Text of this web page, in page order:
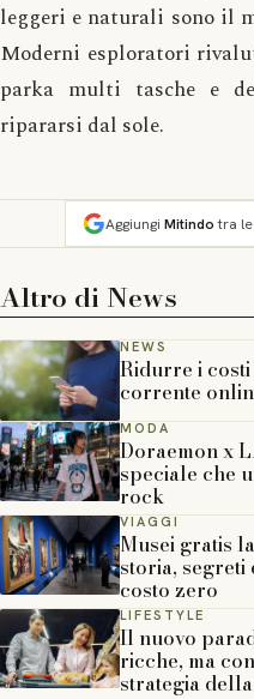
leggeri e naturali sono il
Moderni esploratori
parka multi tasche e
ripararsi dal sole.
Aggiungi Mitindotra le
Altro di News
NEWS
Ridurre i
corrente
MODA
Doraemon x
speciale che
rock
VIAGGI
Musei gratis
storia, segreti
costo zero
LIFESTYLE
Il nuovo
ricche, ma
strategia